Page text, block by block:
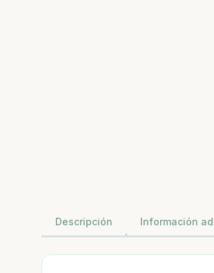
Descripción Información